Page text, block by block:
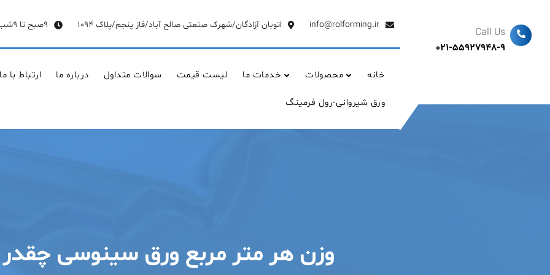
content
info@rolforming.ir اتوبان آزادگان/شهرک صنعتی صالح آباد/فاز پنجم/پلاک 1094 9صبح تا 9شب
خانه محصولات خدمات ما لیست قیمت سوالات متداول درباره ما ارتباط با ما
ورق شیروانی-رول فرمینگ
Call Us
021-55927948-9
وزن هر متر مربع ورق سینوسی